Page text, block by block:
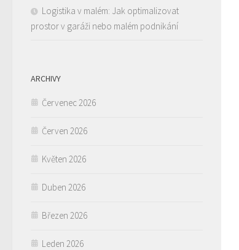
Logistika v malém: Jak optimalizovat
prostor v garáži nebo malém podnikání
ARCHIVY
Červenec 2026
Červen 2026
Květen 2026
Duben 2026
Březen 2026
Leden 2026